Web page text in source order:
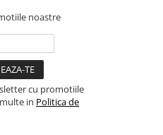
noastre
cu promotiile
in Politica de